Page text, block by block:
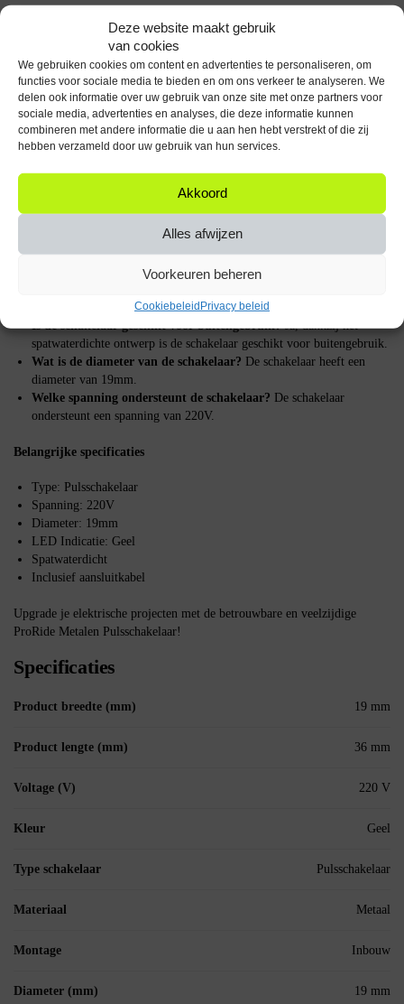
Deze website maakt gebruik
van cookies
We gebruiken cookies om content en advertenties te personaliseren, om
functies voor sociale media te bieden en om ons verkeer te analyseren. We
delen ook informatie over uw gebruik van onze site met onze partners voor
sociale media, advertenties en analyses, die deze informatie kunnen
combineren met andere informatie die u aan hen hebt verstrekt of die zij
hebben verzameld door uw gebruik van hun services.
Akkoord
Alles afwijzen
Voorkeuren beheren
CookiebeleidPrivacy beleid
Eenvoudige installatie
aansluitkabel, waardoor de installatie een fluitje van een cent is. Of je nu
een doorgewinterde professional bent of een enthousiaste doe-het-zelver,
je zult merken dat deze schakelaar snel en eenvoudig te monteren is.
Hoe het product werkt
De ProRide Metalen Pulsschakelaar werkt op een eenvoudige OFF-(ON)
basis. Dit betekent dat de schakelaar normaal gesproken in de ‘uit’ positie
staat en alleen ‘aan’ gaat wanneer je erop drukt. De ingebouwde LED
geeft een gele indicatie wanneer de schakelaar actief is, wat zorgt voor
duidelijke visuele feedback.
Is de schakelaar geschikt voor buitengebruik?Ja, dankzij het
spatwaterdichte ontwerp is de schakelaar geschikt voor buitengebruik.
Wat is de diameter van de schakelaar? De schakelaar heeft een
diameter van 19mm.
Welke spanning ondersteunt de schakelaar? De schakelaar
ondersteunt een spanning van 220V.
Belangrijke specificaties
Type: Pulsschakelaar
Spanning: 220V
Diameter: 19mm
LED Indicatie: Geel
Spatwaterdicht
Inclusief aansluitkabel
Upgrade je elektrische projecten met de betrouwbare en veelzijdige
ProRide Metalen Pulsschakelaar!
Specificaties
Product breedte (mm) 19 mm
Product lengte (mm) 36 mm
Voltage (V) 220 V
Kleur Geel
Type schakelaar Pulsschakelaar
Materiaal Metaal
Montage Inbouw
Diameter (mm) 19 mm